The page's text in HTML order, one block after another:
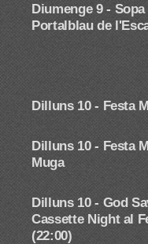
Diumenge 9 -
Portalblau de
Dilluns 10 - Festa
Dilluns 10 - Festa
Muga
Dilluns 10 - God
Cassette Night al
(22:00)